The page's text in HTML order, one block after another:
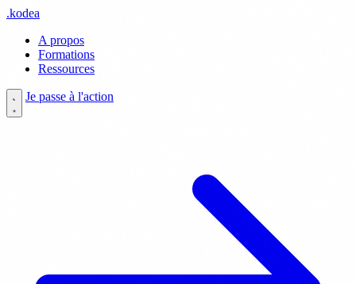
.kodea
A propos
Formations
Ressources
Je passe à l'action